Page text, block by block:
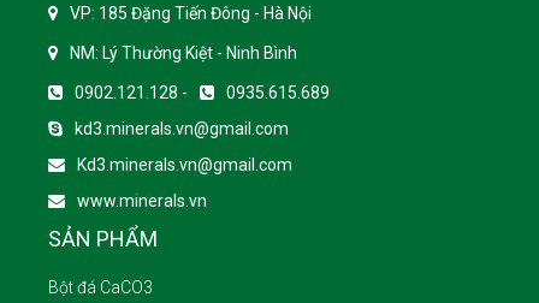
VP: 185 Đặng Tiến Đông - Hà Nội
NM: Lý Thường Kiệt - Ninh Bình
0902.121.128 -
0935.615.689
kd3.minerals.vn@gmail.com
Kd3.minerals.vn@gmail.com
www.minerals.vn
SẢN PHẨM
Bột đá CaCO3